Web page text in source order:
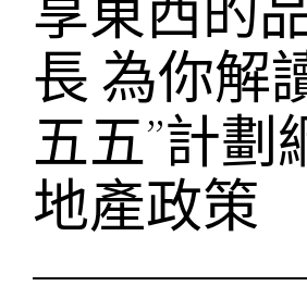
長 為你解
五五”計劃
地產政策